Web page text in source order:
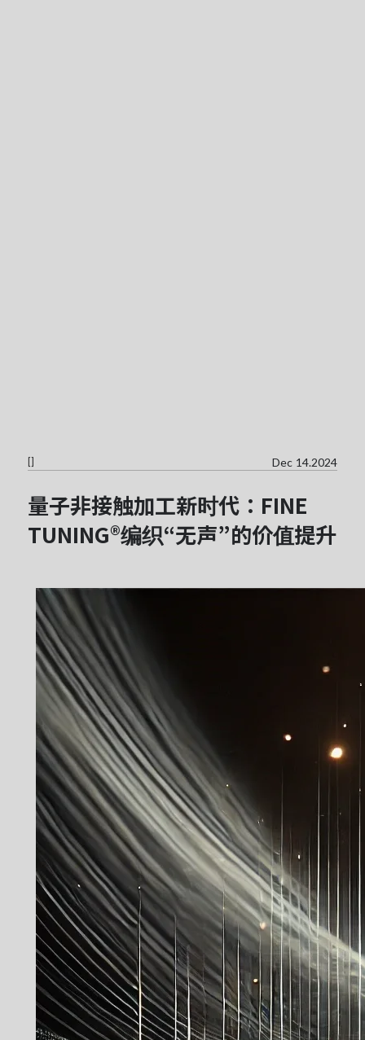
[] Dec 14.2024
量子非接触加工新时代：FINE
TUNING®编织“无声”的价值提升